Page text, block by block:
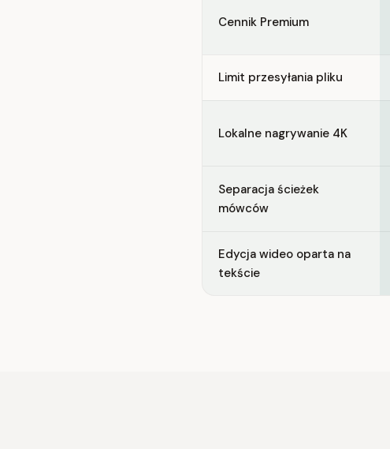
Cennik Premium
Limit przesyłania pliku
Lokalne nagrywanie 4K
Separacja ścieżek
mówców
Edycja wideo oparta na
tekście